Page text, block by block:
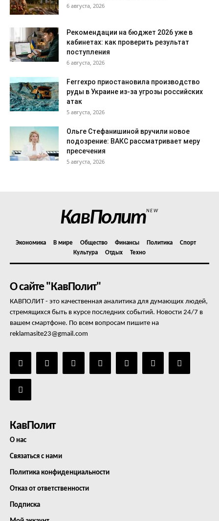
6 августа, 2026
Рекомендации на бюджет 2026 уже в
кабинетах: как проверить результат
поступления
6 августа, 2026
Ferrexpo приостановила производство
руды в Украине из-за угрозы российских
атак
5 августа, 2026
Ольге Стефанишиной вручили новое
подозрение: ВАКС рассматривает меру
пресечения
5 августа, 2026
КавПолитNEW
Экономика В мире Общество Финансы Политика
Спорт
Культура
Отдых Техно
О сайте "КавПолит"
КАВПОЛИТ - это качественная аналитика для думающих людей,
стремящихся быть в курсе последних событий. Новости 24/7 в
вашем смартфоне. По всем вопросам пишите на
reklamasite23@gmail.com
КавПолит
О нас
Связаться с нами
Политика конфиденциальности
Отказ от ответственности
Подписка